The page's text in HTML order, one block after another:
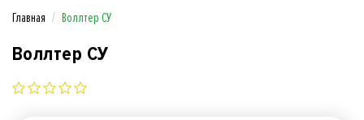
Главная Воллтер СУ
Воллтер СУ